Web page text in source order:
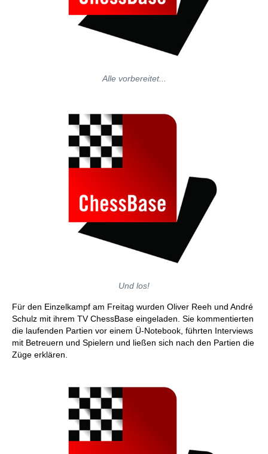
Alle vorbereitet...
Und los!
Für den Einzelkampf am Freitag wurden Oliver Reeh und André
Schulz mit ihrem TV ChessBase eingeladen. Sie kommentierten
die laufenden Partien vor einem Ü-Notebook, führten Interviews
mit Betreuern und Spielern und ließen sich nach den Partien die
Züge erklären.